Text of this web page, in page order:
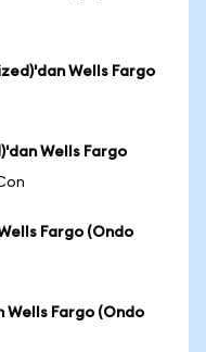
Wells Fargo
Wells Fargo
Fargo (Ondo
Fargo (Ondo